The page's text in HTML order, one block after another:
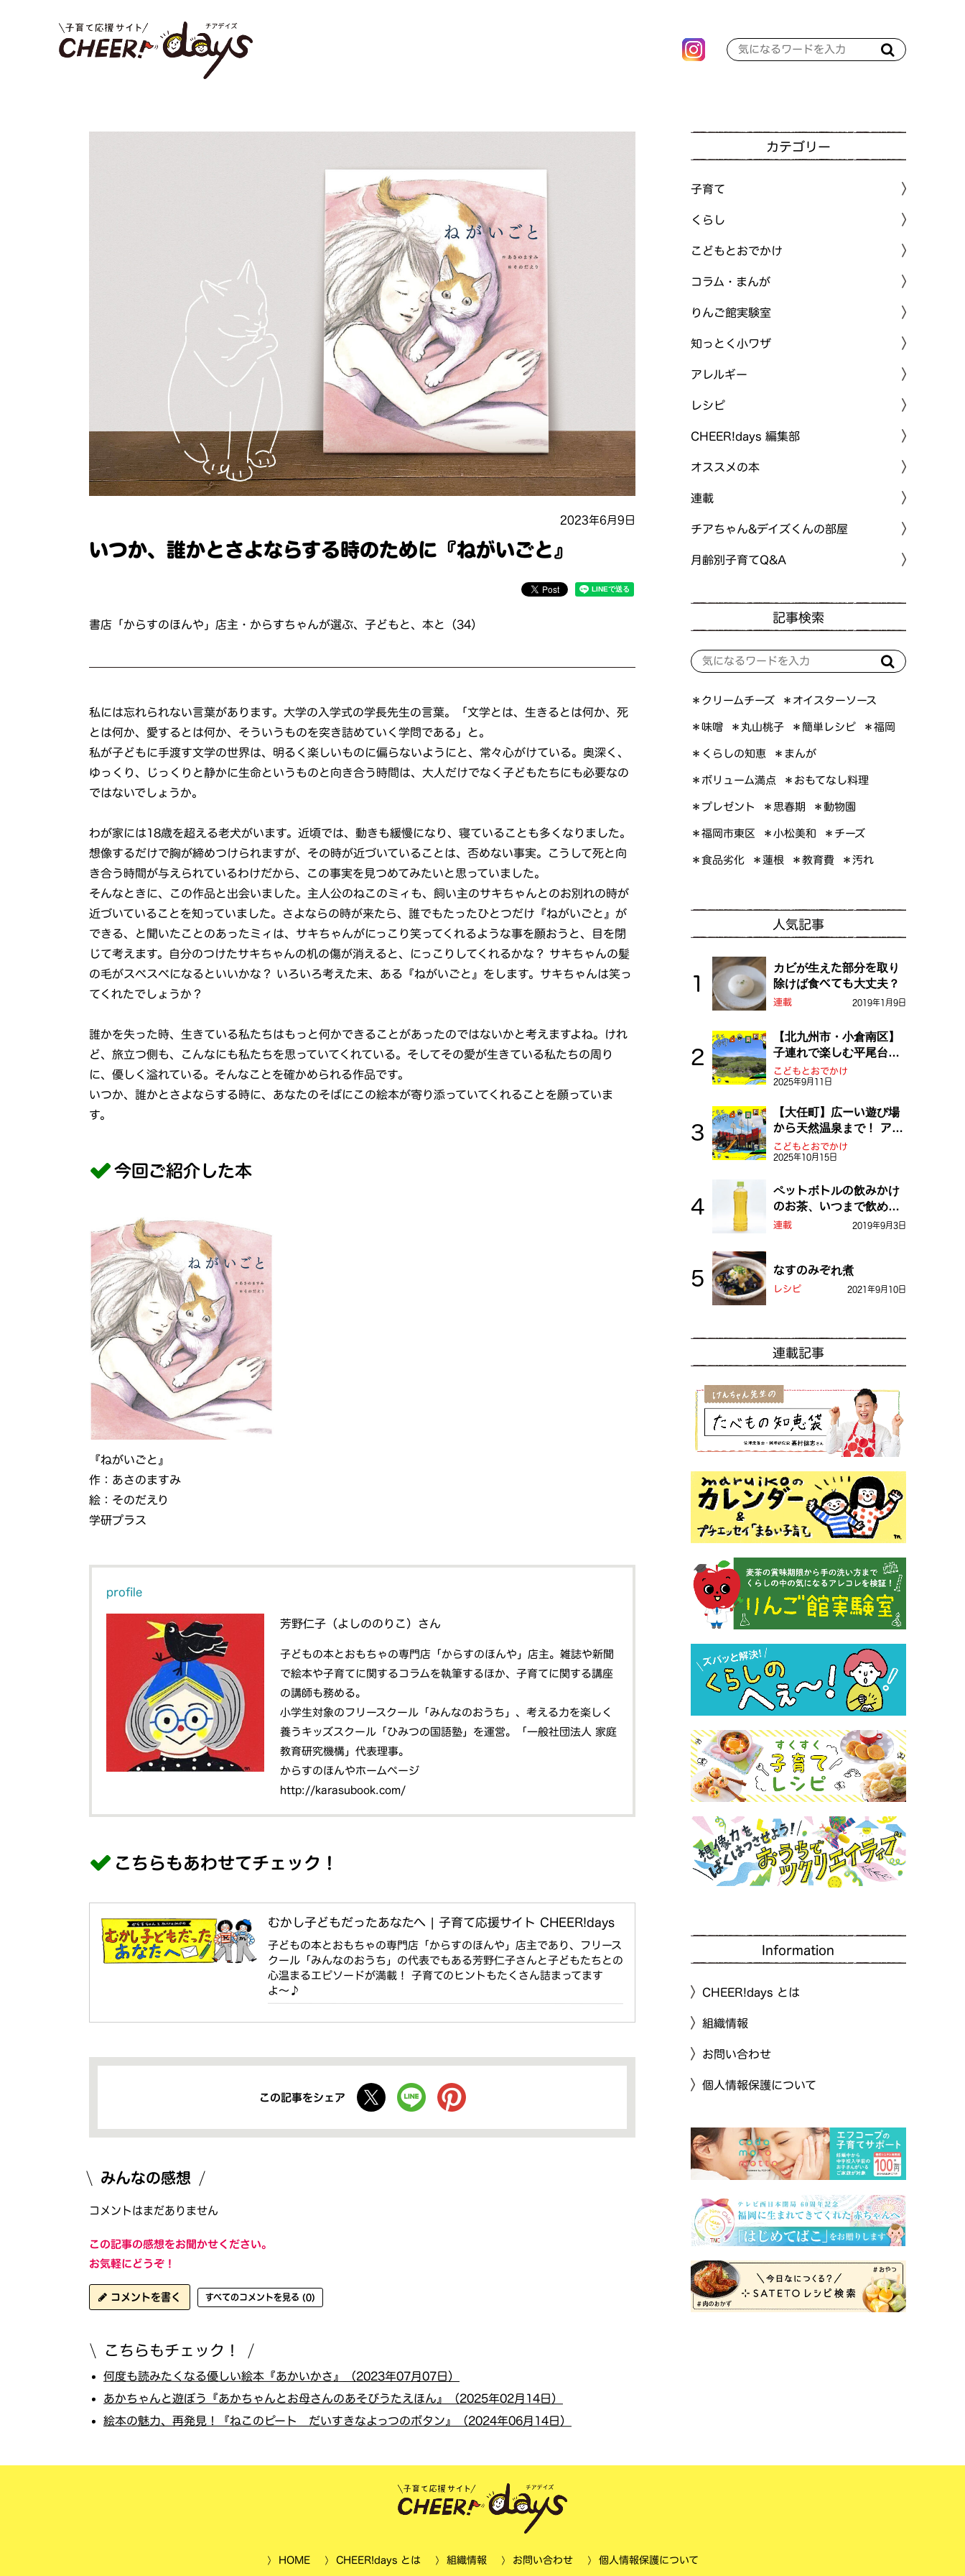
2023年6月9日
いつか、誰かとさよならする時のために『ねがいごと』
書店「からすのほんや」店主・からすちゃんが選ぶ、子どもと、本と（34）
私には忘れられない言葉があります。大学の入学式の学長先生の言葉。「文学とは、生きるとは何か、死
とは何か、愛するとは何か、そういうものを突き詰めていく学問である」と。
私が子どもに手渡す文学の世界は、明るく楽しいものに偏らないようにと、常々心がけている。奥深く、
ゆっくり、じっくりと静かに生命というものと向き合う時間は、大人だけでなく子どもたちにも必要なの
ではないでしょうか。
わが家には18歳を超える老犬がいます。近頃では、動きも緩慢になり、寝ていることも多くなりました。
想像するだけで胸が締めつけられますが、その時が近づいていることは、否めない事実。こうして死と向
き合う時間が与えられているわけだから、この事実を見つめてみたいと思っていました。
そんなときに、この作品と出会いました。主人公のねこのミィも、飼い主のサキちゃんとのお別れの時が
近づいていることを知っていました。さよならの時が来たら、誰でもたったひとつだけ『ねがいごと』が
できる、と聞いたことのあったミィは、サキちゃんがにっこり笑ってくれるような事を願おうと、目を閉
じて考えます。自分のつけたサキちゃんの机の傷が消えると、にっこりしてくれるかな？ サキちゃんの髪
の毛がスベスベになるといいかな？ いろいろ考えた末、ある『ねがいごと』をします。サキちゃんは笑っ
てくれたでしょうか？
誰かを失った時、生きている私たちはもっと何かできることがあったのではないかと考えますよね。けれ
ど、旅立つ側も、こんなにも私たちを思っていてくれている。そしてその愛が生きている私たちの周り
に、優しく溢れている。そんなことを確かめられる作品です。
いつか、誰かとさよならする時に、あなたのそばにこの絵本が寄り添っていてくれることを願っていま
す。
今回ご紹介した本
『ねがいごと』
作：あさのますみ
絵：そのだえり
学研プラス
profile
芳野仁子（よしののりこ）さん
子どもの本とおもちゃの専門店「からすのほんや」店主。雑誌や新聞
で絵本や子育てに関するコラムを執筆するほか、子育てに関する講座
の講師も務める。
小学生対象のフリースクール「みんなのおうち」、考える力を楽しく
養うキッズスクール「ひみつの国語塾」を運営。「一般社団法人 家庭
教育研究機構」代表理事。
からすのほんやホームページ
http://karasubook.com/
こちらもあわせてチェック！
むかし子どもだったあなたへ | 子育て応援サイト CHEER!days
子どもの本とおもちゃの専門店「からすのほんや」店主であり、フリース
クール「みんなのおうち」の代表でもある芳野仁子さんと子どもたちとの
心温まるエピソードが満載！ 子育てのヒントもたくさん詰まってます
よ〜♪
この記事をシェア
みんなの感想
コメントはまだありません
この記事の感想をお聞かせください。
お気軽にどうぞ！
コメントを書く すべてのコメントを見る (0)
こちらもチェック！
何度も読みたくなる優しい絵本『あかいかさ』（2023年07月07日）
あかちゃんと遊ぼう『あかちゃんとお母さんのあそびうたえほん』（2025年02月14日）
絵本の魅力、再発見！『ねこのピート だいすきなよっつのボタン』（2024年06月14日）
カテゴリー
子育て
くらし
こどもとおでかけ
コラム・まんが
りんご館実験室
知っとく小ワザ
アレルギー
レシピ
CHEER!days 編集部
オススメの本
連載
チアちゃん&デイズくんの部屋
月齢別子育てQ&A
記事検索
＊クリームチーズ ＊オイスターソース
＊味噌 ＊丸山桃子 ＊簡単レシピ ＊福岡
＊くらしの知恵 ＊まんが
＊ボリューム満点 ＊おもてなし料理
＊プレゼント ＊思春期 ＊動物園
＊福岡市東区 ＊小松美和 ＊チーズ
＊食品劣化 ＊蓮根 ＊教育費 ＊汚れ
人気記事
カビが生えた部分を取り
除けば食べても大丈夫？
連載 2019年1月9日
【北九州市・小倉南区】
子連れで楽しむ平尾台！
ふしぎな草原や千仏鍾乳
洞を探検しよう！
こどもとおでかけ
2025年9月11日
【大任町】広ーい遊び場
から天然温泉まで！ アミ
ューズメントな道の駅・
おおとう桜街道
こどもとおでかけ
2025年10月15日
ペットボトルの飲みかけ
のお茶、いつまで飲め
る？
連載 2019年9月3日
なすのみぞれ煮
レシピ 2021年9月10日
連載記事
Information
CHEER!days とは
組織情報
お問い合わせ
個人情報保護について
HOME CHEER!days とは 組織情報 お問い合わせ 個人情報保護について